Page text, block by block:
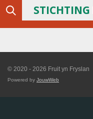
Ga
hoofdinhoud
STICHTING
© 2020 - 2026 Fruit yn Fryslan
Powered by JouwWeb